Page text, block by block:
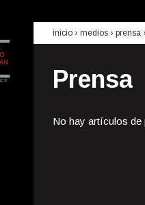
inicio › medios › prensa
Prensa
No hay artículos de